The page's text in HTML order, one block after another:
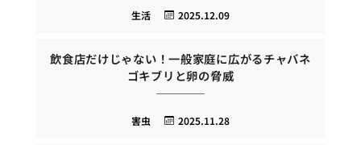
2025.12.09
生活
飲食店だけじゃない！一般家庭に広がるチャバネ
ゴキブリと卵の脅威
2025.11.28
害虫